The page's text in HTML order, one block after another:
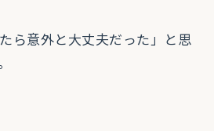
ら意外と大丈夫だった」と思